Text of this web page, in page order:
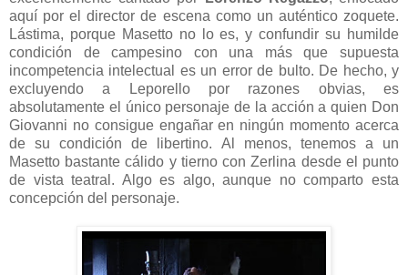
aquí por el director de escena como un auténtico zoquete.
Lástima, porque Masetto no lo es, y confundir su humilde
condición de campesino con una más que supuesta
incompetencia intelectual es un error de bulto. De hecho, y
excluyendo a Leporello por razones obvias, es
absolutamente el único personaje de la acción a quien Don
Giovanni no consigue engañar en ningún momento acerca
de su condición de libertino. Al menos, tenemos a un
Masetto bastante cálido y tierno con Zerlina desde el punto
de vista teatral. Algo es algo, aunque no comparto esta
concepción del personaje.